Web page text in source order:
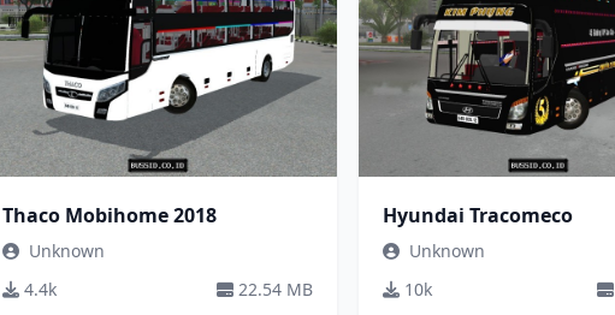
Thaco Mobihome 2018
Unknown
4.4k
22.54 MB
Hyundai Tracomeco
Unknown
10k